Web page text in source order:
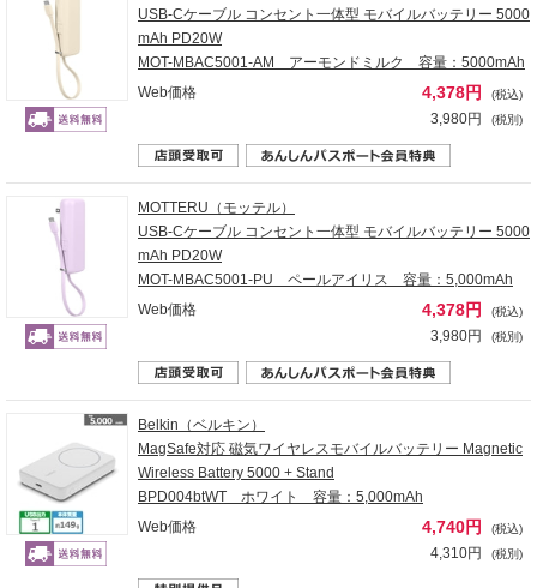
USB-Cケーブル コンセント一体型 モバイルバッテリー 5000
mAh PD20W
MOT-MBAC5001-AM アーモンドミルク 容量：5000mAh
Web価格
4,378円 (税込)
3,980円 (税別)
MOTTERU（モッテル）
USB-Cケーブル コンセント一体型 モバイルバッテリー 5000
mAh PD20W
MOT-MBAC5001-PU ペールアイリス 容量：5,000mAh
Web価格
4,378円 (税込)
3,980円 (税別)
Belkin（ベルキン）
MagSafe対応 磁気ワイヤレスモバイルバッテリー Magnetic
Wireless Battery 5000 + Stand
BPD004btWT ホワイト 容量：5,000mAh
Web価格
4,740円 (税込)
4,310円 (税別)